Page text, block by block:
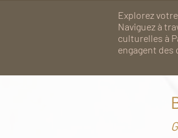
Explorez
Naviguez à
culturelles à
engagent